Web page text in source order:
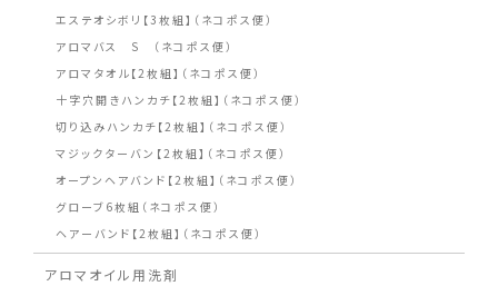
エステオシボリ【3枚組】（ネコポス便）
アロマバス S （ネコポス便）
アロマタオル【2枚組】（ネコポス便）
十字穴開きハンカチ【2枚組】（ネコポス便）
切り込みハンカチ【2枚組】（ネコポス便）
マジックターバン【2枚組】（ネコポス便）
オープンヘアバンド【2枚組】（ネコポス便）
グローブ6枚組（ネコポス便）
ヘアーバンド【2枚組】（ネコポス便）
アロマオイル用洗剤